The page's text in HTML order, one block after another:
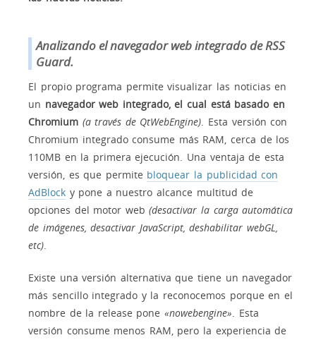
Analizando el navegador web integrado de RSS
Guard.
El propio programa permite visualizar las noticias en
un navegador web integrado, el cual está basado en
Chromium (a través de QtWebEngine) . Esta versión con
Chromium integrado consume más RAM, cerca de los
110MB en la primera ejecución. Una ventaja de esta
versión, es que permite bloquear la publicidad con
AdBlock y pone a nuestro alcance multitud de
opciones del motor web(desactivar la carga automática
de imágenes, desactivar JavaScript, deshabilitar webGL,
etc)
Existe una versión alternativa que tiene un navegador
más sencillo integrado y la reconocemos porque en el
nombre de la release pone «nowebengine» . Esta
versión consume menos RAM, pero la experiencia de